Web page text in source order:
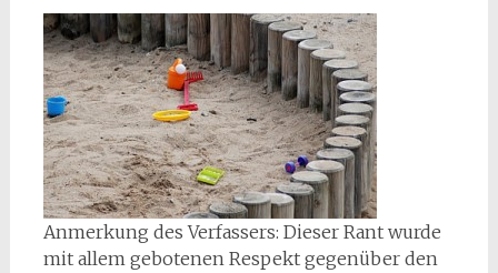
Anmerkung des Verfassers: Dieser Rant wurde
mit allem gebotenen Respekt gegenüber den